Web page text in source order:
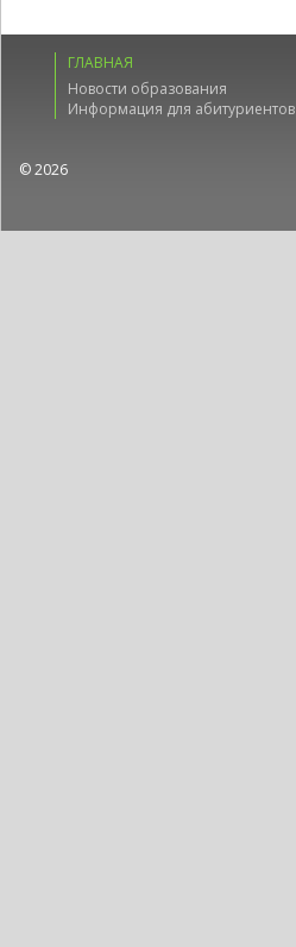
ГЛАВНАЯ
Новости образования
Информация для абитуриентов
© 2026